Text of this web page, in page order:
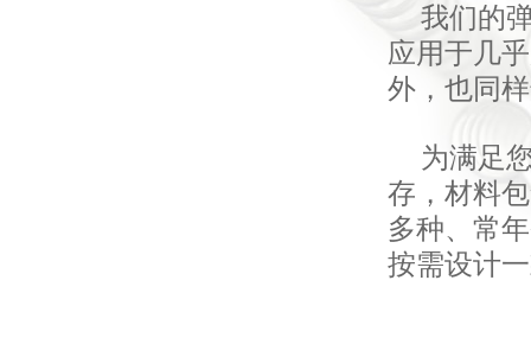
我们的
应用于几
外，也同
为满足
存，材料
多种、常
按需设计